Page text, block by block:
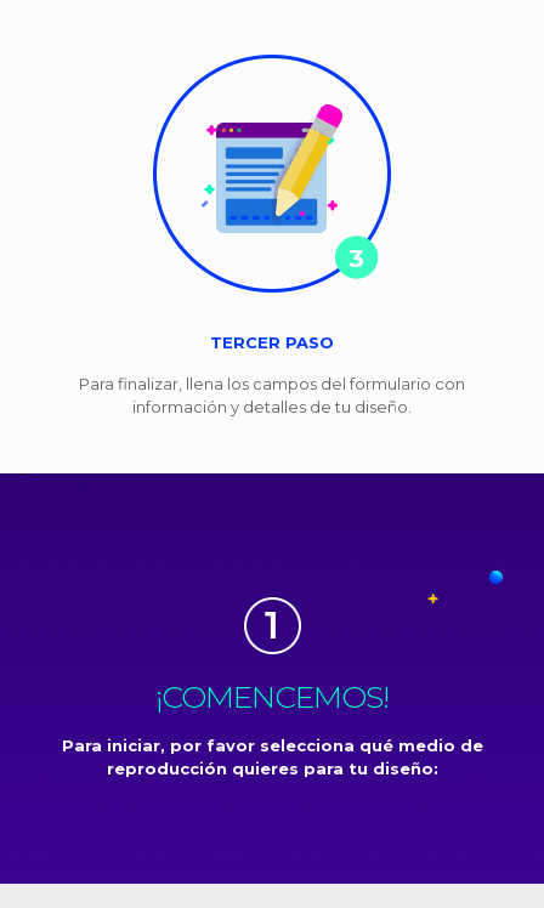
TERCER PASO
Para finalizar, llena los campos del formulario con
información y detalles de tu diseño.
¡COMENCEMOS!
Para iniciar, por favor selecciona qué medio de
reproducción quieres para tu diseño: